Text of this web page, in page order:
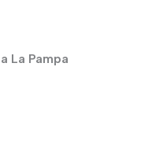
La Pampa